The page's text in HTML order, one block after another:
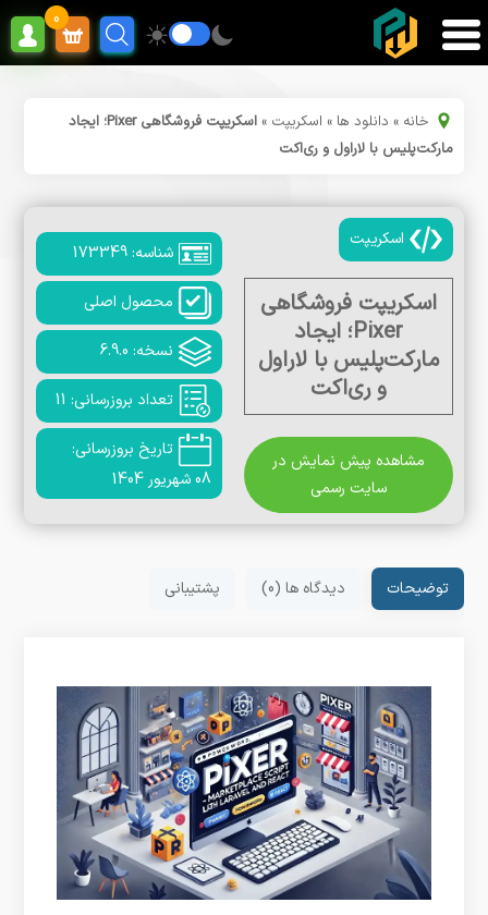
0
خانه » دانلود ها » اسکریپت »
اسکریپت فروشگاهی Pixer؛ ایجاد
مارکت‌پلیس با لاراول و ری‌اکت
اسکریپت
اسکریپت فروشگاهی
Pixer؛ ایجاد
مارکت‌پلیس با لاراول
و ری‌اکت
مشاهده پیش نمایش در
سایت رسمی
شناسه: 173349
محصول اصلی
نسخه: 6.9.0
تعداد بروزرسانی: 11
تاریخ بروزرسانی:
08 شهریور 1404
توضیحات دیدگاه ها (0) پشتیبانی